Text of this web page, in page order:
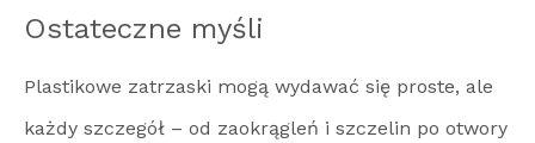
Ostateczne myśli
Plastikowe zatrzaski mogą wydawać się proste, ale
każdy szczegół – od zaokrągleń i szczelin po otwory